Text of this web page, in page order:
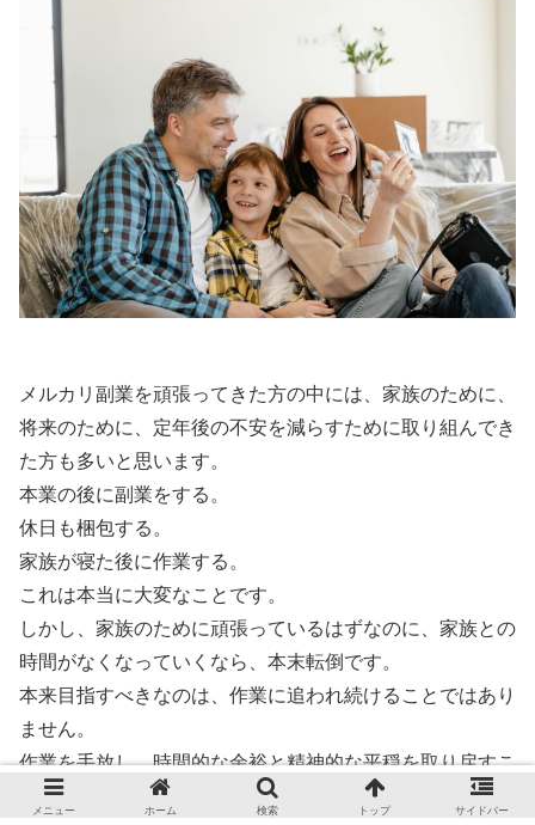
メルカリ副業を頑張ってきた方の中には、家族のために、
将来のために、定年後の不安を減らすために取り組んでき
た方も多いと思います。
本業の後に副業をする。
休日も梱包する。
家族が寝た後に作業する。
これは本当に大変なことです。
しかし、家族のために頑張っているはずなのに、家族との
時間がなくなっていくなら、本末転倒です。
本来目指すべきなのは、作業に追われ続けることではあり
ません。
作業を手放し、時間的な余裕と精神的な平穏を取り戻すこ
とです。
メニュー ホーム 検索 トップ サイドバー